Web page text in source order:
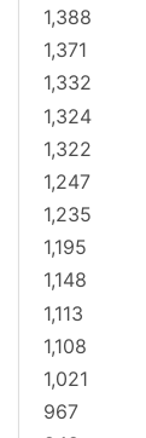
1,388
1,371
1,332
1,324
1,322
1,247
1,235
1,195
1,148
1,113
1,108
1,021
967